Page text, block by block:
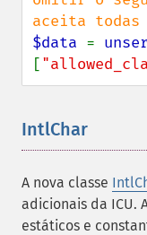
$data =
[
IntlChar
A nova classe
adicionais da ICU.
estáticos e